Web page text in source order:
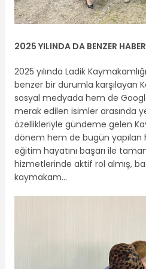
2025 YILINDA DA BENZER
2025 yılında Ladik
benzer bir durumla karşılayan
sosyal medyada hem de
merak edilen isimler arasında
özellikleriyle gündeme gelen
dönem hem de bugün yapılan
eğitim hayatını başarı ile
hizmetlerinde aktif rol almış,
kaymakam…